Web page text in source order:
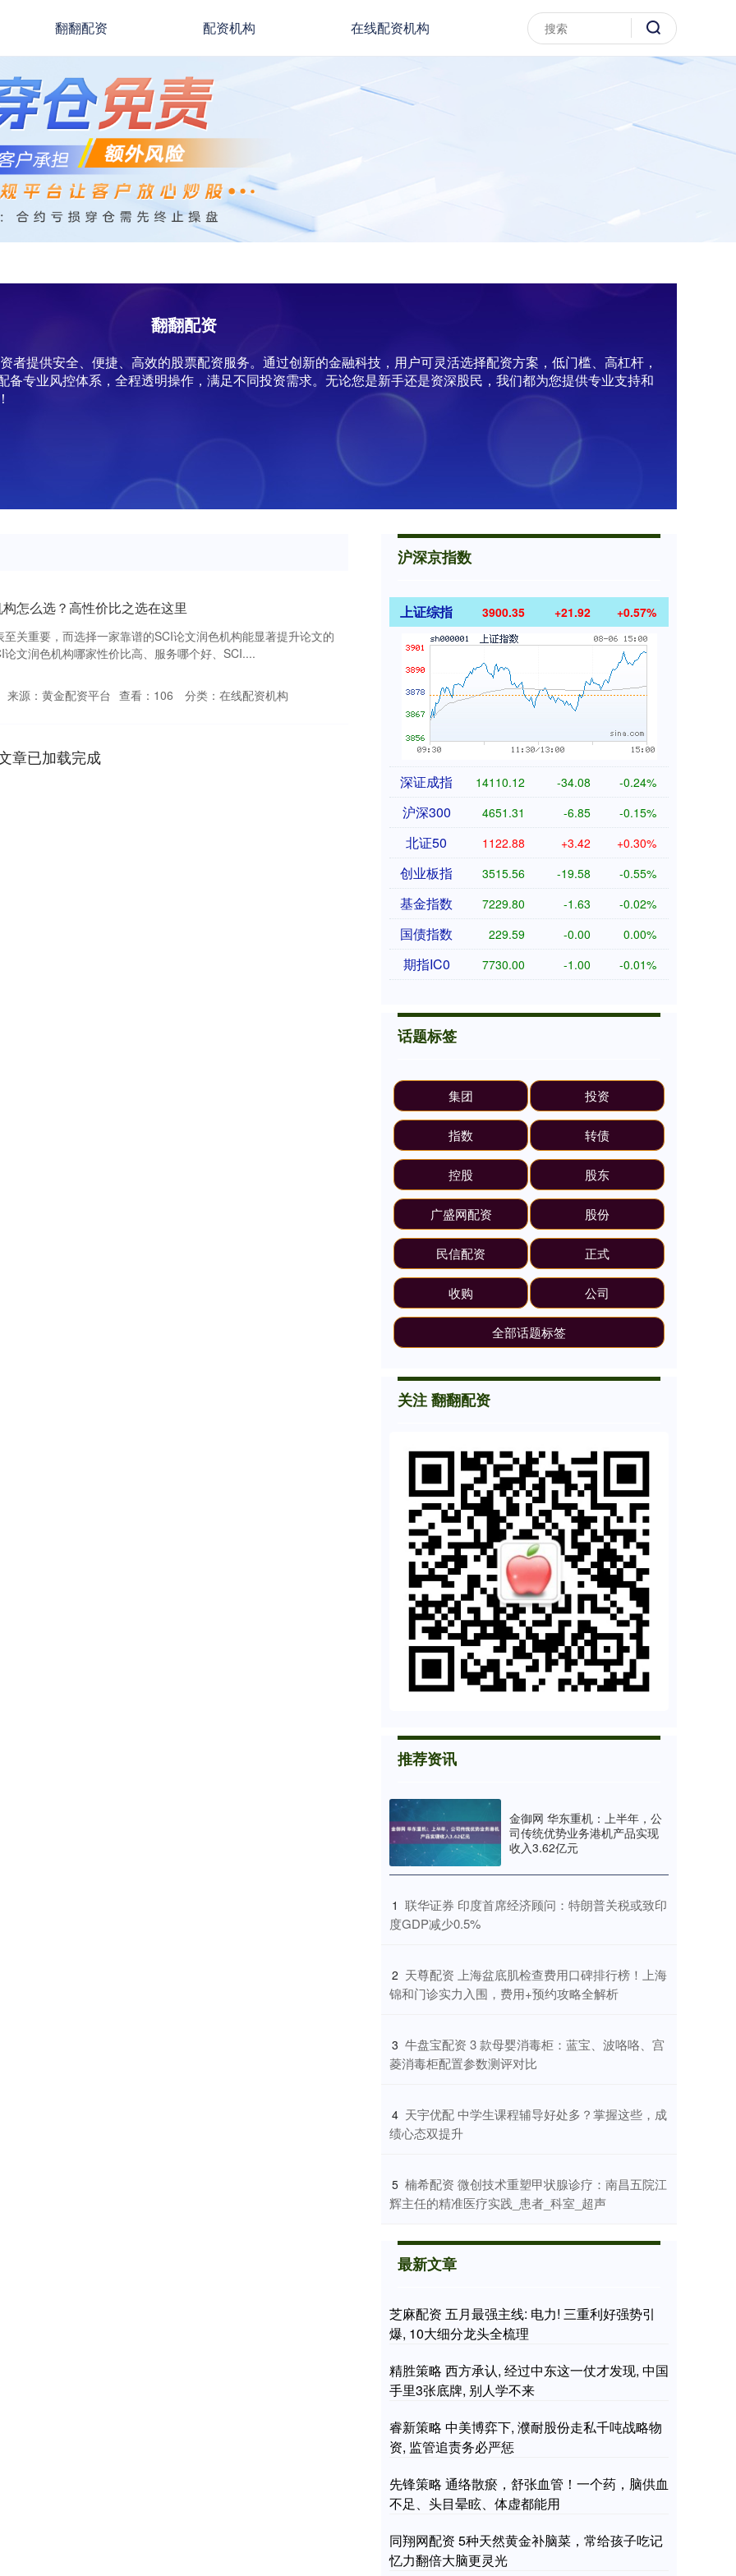
翻翻配资 配资机构 在线配资机构
翻翻配资
者提供安全、便捷、高效的股票配资服务。通过创新的金融科技，用户可灵活选择配资方案，低门槛、高杠杆，
专业风控体系，全程透明操作，满足不同投资需求。无论您是新手还是资深股民，我们都为您提供专业支持和
怎么选？高性价比之选在这里
关重要，而选择一家靠谱的SCI论文润色机构能显著提升论文的
文润色机构哪家性价比高、服务哪个好、SCI....
来源：黄金配资平台 查看： 106 分类： 在线配资机构
章已加载完成
沪深京指数
上证综指 3900.35 +21.92 +0.57%
深证成指 14110.12 -34.08 -0.24%
沪深300 4651.31 -6.85 -0.15%
北证50 1122.88 +3.42 +0.30%
创业板指 3515.56 -19.58 -0.55%
基金指数 7229.80 -1.63 -0.02%
国债指数 229.59 -0.00 0.00%
期指IC0 7730.00 -1.00 -0.01%
话题标签
集团 投资
指数 转债
控股 股东
广盛网配资 股份
民信配资 正式
收购 公司
全部话题标签
关注 翻翻配资
推荐资讯
金御网 华东重机：上半年，公
司传统优势业务港机产品实现
收入3.62亿元
1 ​联华证券 印度首席经济顾问：特朗普关税或致印
度GDP减少0.5%
2 ​天尊配资 上海盆底肌检查费用口碑排行榜！上海
锦和门诊实力入围，费用+预约攻略全解析
3 ​牛盘宝配资 3 款母婴消毒柜：蓝宝、波咯咯、宫
菱消毒柜配置参数测评对比
4 ​天宇优配 中学生课程辅导好处多？掌握这些，成
绩心态双提升
5 ​楠希配资 微创技术重塑甲状腺诊疗：南昌五院江
辉主任的精准医疗实践_患者_科室_超声
最新文章
芝麻配资 五月最强主线: 电力! 三重利好强势引
爆, 10大细分龙头全梳理
精胜策略 西方承认, 经过中东这一仗才发现, 中国
手里3张底牌, 别人学不来
睿新策略 中美博弈下, 濮耐股份走私千吨战略物
资, 监管追责务必严惩
先锋策略 通络散瘀，舒张血管！一个药，脑供血
不足、头目晕眩、体虚都能用
同翔网配资 5种天然黄金补脑菜，常给孩子吃记
忆力翻倍大脑更灵光